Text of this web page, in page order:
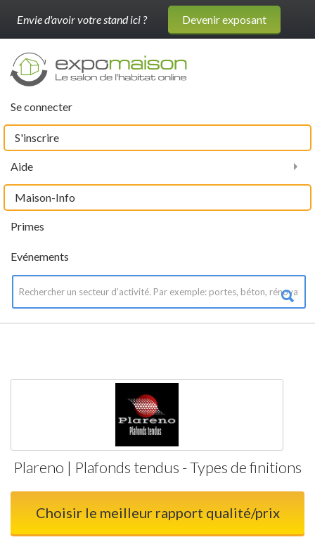
Envie d'avoir votre stand ici ? Devenir exposant
Se connecter
S'inscrire
Aide
Evénements
Primes
Maison-Info
Plareno | Plafonds tendus - Types de finitions
Choisir le meilleur rapport qualité/prix